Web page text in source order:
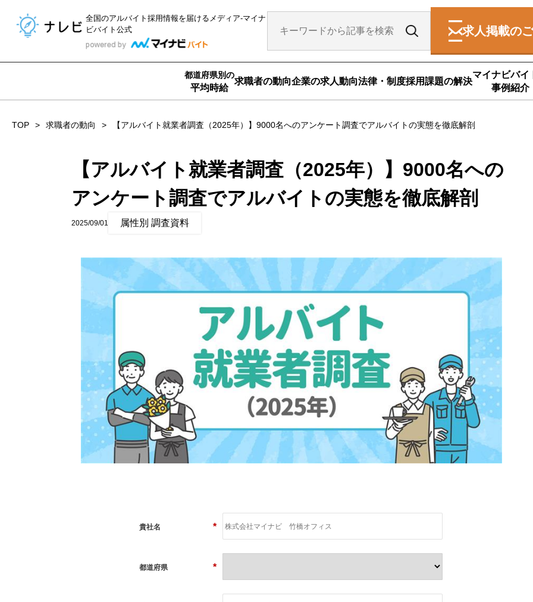
全国のアルバイト採用情報を届ける メディア-マイナ
ビバイト公式
求人掲載の
都道府県別の
平均時給
求職者の動向企業の求人動向法律・制度採用課題の解決
マイナビバイ
事例紹介
TOP 求職者の動向 【アルバイト就業者調査（2025年）】9000名へのアンケート調査でアルバイトの実態を徹底解剖
【アルバイト就業者調査（2025年）】9000名への
アンケート調査でアルバイトの実態を徹底解剖
2025/09/01 属性別 調査資料
*
貴社名
*
都道府県